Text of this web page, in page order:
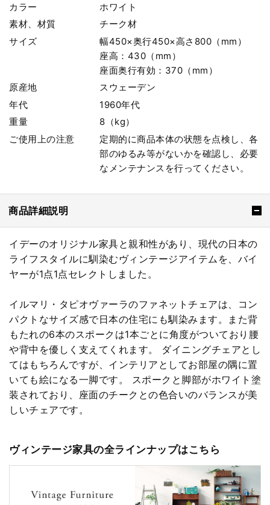
カラー
ホワイト
素材、材質
チーク材
サイズ
幅450×奥行450×高さ800（mm）
座高：430（mm）
座面奥行有効：370（mm）
原産地
スウェーデン
年代
1960年代
重量
8（kg）
ご使用上の注意
定期的に商品本体の状態を点検し、各
部のゆるみ等がないかを確認し、必要
なメンテナンスを行ってください。
商品詳細説明
イデーのオリジナル家具と親和性があり、現代の日本の
ライフスタイルに馴染むヴィンテージアイテムを、バイ
ヤーが1点1点セレクトしました。
イルマリ・タピオヴァーラのファネットチェアは、コン
パクトなサイズ感で日本の住宅にも馴染みます。また背
もたれの6本のスポークは1本ごとに角度がついており腰
や背中を優しく支えてくれます。 ダイニングチェアとし
てはもちろんですが、インテリアとしてお部屋の隅に置
いても絵になる一脚です。 スポークと脚部がホワイト塗
装されており、座面のチークとの色合いのバランスが美
しいチェアです。
ヴィンテージ家具の全ラインナップはこちら